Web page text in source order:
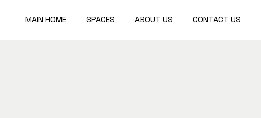
MAIN HOME SPACES ABOUT US CONTACT US